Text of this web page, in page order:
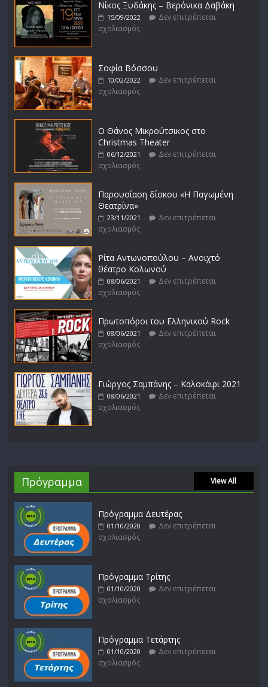
Νίκος Ξυδάκης – Βερόνικα Δαβάκη
15/09/2022
Δεν επιτρέπεται
σχολιασμός
Σοφία Βόσσου
10/02/2022
Δεν επιτρέπεται
σχολιασμός
Ο Θάνος Μικρούτσικος στο
Christmas Theater
06/12/2021
Δεν επιτρέπεται
σχολιασμός
Παρουσίαση δίσκου «Η Παγωμένη
Θεατρίνα»
23/11/2021
Δεν επιτρέπεται
σχολιασμός
Ρίτα Αντωνοπούλου – Ανοιχτό
θέατρο Κολωνού
08/06/2021
Δεν επιτρέπεται
σχολιασμός
Πρωτοπόροι του Ελληνικού Rock
08/06/2021
Δεν επιτρέπεται
σχολιασμός
Γιώργος Σαμπάνης – Καλοκάιρι 2021
08/06/2021
Δεν επιτρέπεται
σχολιασμός
Πρόγραμμα View All
Πρόγραμμα Δευτέρας
01/10/2020
Δεν επιτρέπεται
σχολιασμός
Πρόγραμμα Τρίτης
01/10/2020
Δεν επιτρέπεται
σχολιασμός
Πρόγραμμα Τετάρτης
01/10/2020
Δεν επιτρέπεται
σχολιασμός